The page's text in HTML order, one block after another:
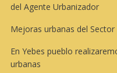
del Agente Urbanizador
Mejoras urbanas del Sector
En Yebes pueblo
urbanas